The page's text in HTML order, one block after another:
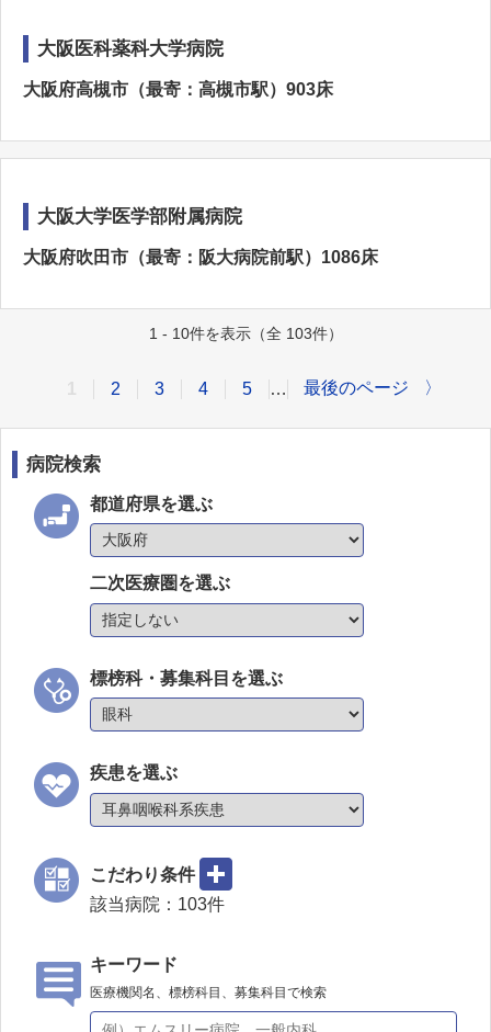
大阪医科薬科大学病院
大阪府高槻市（最寄：高槻市駅）903床
大阪大学医学部附属病院
大阪府吹田市（最寄：阪大病院前駅）1086床
1 - 10件を表示（全 103件）
2 3 4 5 … 最後のページ 〉
病院検索
都道府県を選ぶ
二次医療圏を選ぶ
標榜科・募集科目を選ぶ
疾患を選ぶ
こだわり条件
該当病院： 103件
キーワード
医療機関名、標榜科目、募集科目で検索